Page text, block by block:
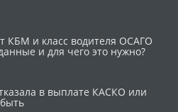
КБМ и класс водителя ОСАГО
и для чего это нужно?
в выплате КАСКО или